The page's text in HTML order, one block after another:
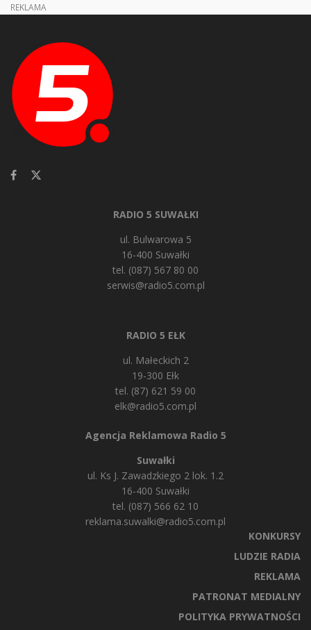
REKLAMA
RADIO 5 SUWAŁKI
ul. Bulwarowa 5
16-400 Suwałki
tel. (087) 567 80 00
serwis@radio5.com.pl
RADIO 5 EŁK
ul. Małeckich 2
19-300 Ełk
tel. (87) 621 59 00
elk@radio5.com.pl
Agencja Reklamowa Radio 5
Suwałki
ul. Ks J. Zawadzkiego 2 lok. 1.2
16-400 Suwałki
tel. (087) 566 62 10
reklama.suwalki@radio5.com.pl
KONKURSY
LUDZIE RADIA
REKLAMA
PATRONAT MEDIALNY
POLITYKA PRYWATNOŚCI